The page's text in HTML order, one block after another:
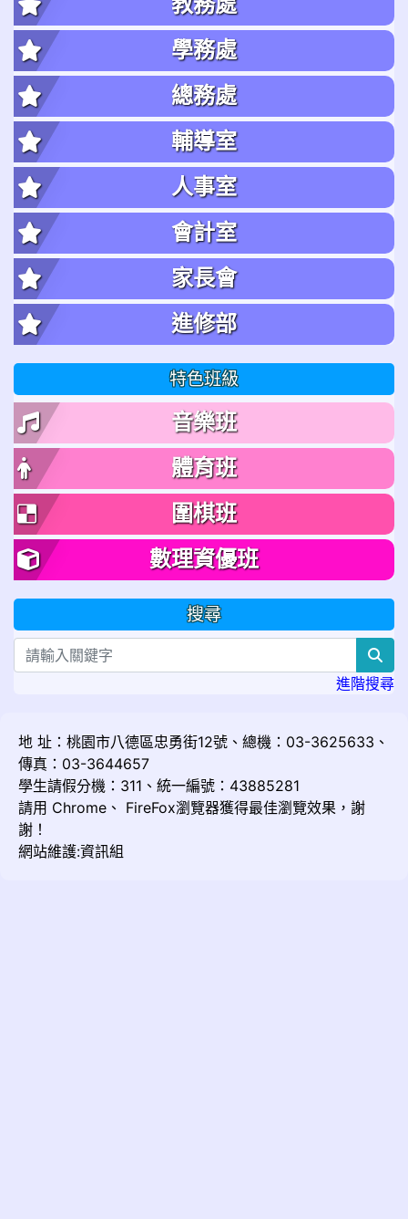
學務處
總務處
輔導室
人事室
會計室
家長會
進修部
特色班級
音樂班
體育班
圍棋班
數理資優班
搜尋
進階搜尋
地 址：桃園市八德區忠勇街12號、總機：03-3625633、
傳真：03-3644657
學生請假分機：311、統一編號：43885281
請用 Chrome 、 FireFox瀏覽器獲得最佳瀏覽效果，謝
謝！
網站維護:資訊組